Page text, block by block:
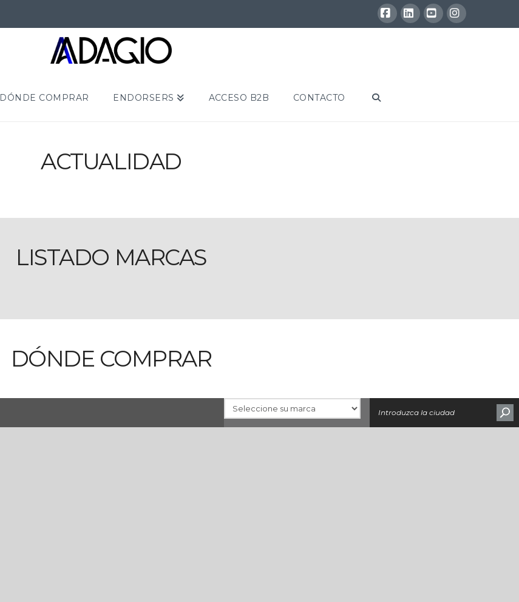
Facebook
LinkedInYouTubeInstagram
DÓNDE COMPRAR ENDORSERS ACCESO B2B CONTACTO
ACTUALIDAD
LISTADO MARCAS
DÓNDE COMPRAR